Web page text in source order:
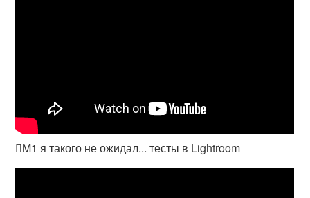
M1 я такого не ожидал... тесты в Lightroom